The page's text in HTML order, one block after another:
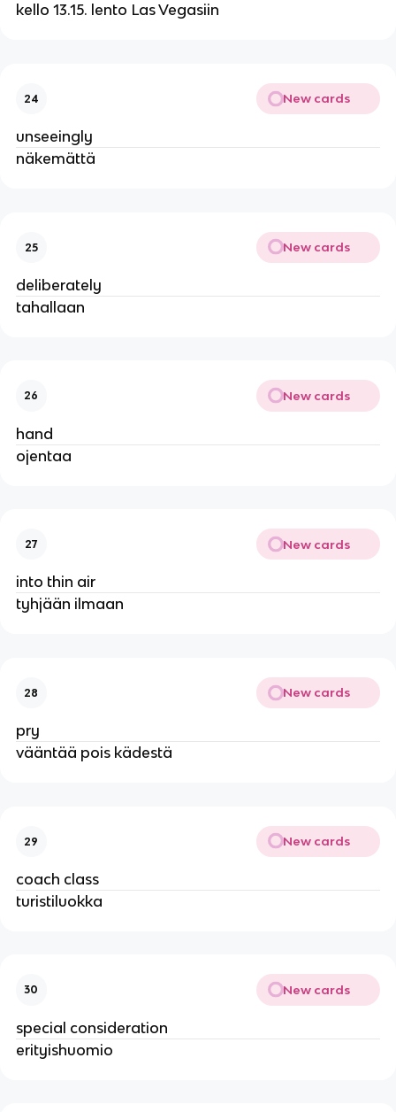
kello 13.15. lento Las Vegasiin
24 New cards
unseeingly
näkemättä
25 New cards
deliberately
tahallaan
26 New cards
hand
ojentaa
27 New cards
into thin air
tyhjään ilmaan
28 New cards
pry
vääntää pois kädestä
29 New cards
coach class
turistiluokka
30 New cards
special consideration
erityishuomio